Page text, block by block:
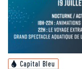
Capital Bleu